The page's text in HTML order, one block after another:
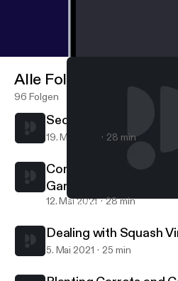
Planting Carrots and Carrot
Alle Folgen
96 Folgen
Secrets to Controlling
19. Mai 2021 28 min
Common Sense for
Garden
12. Mai 2021 28 min
Dealing with Squash
5. Mai 2021 25 min